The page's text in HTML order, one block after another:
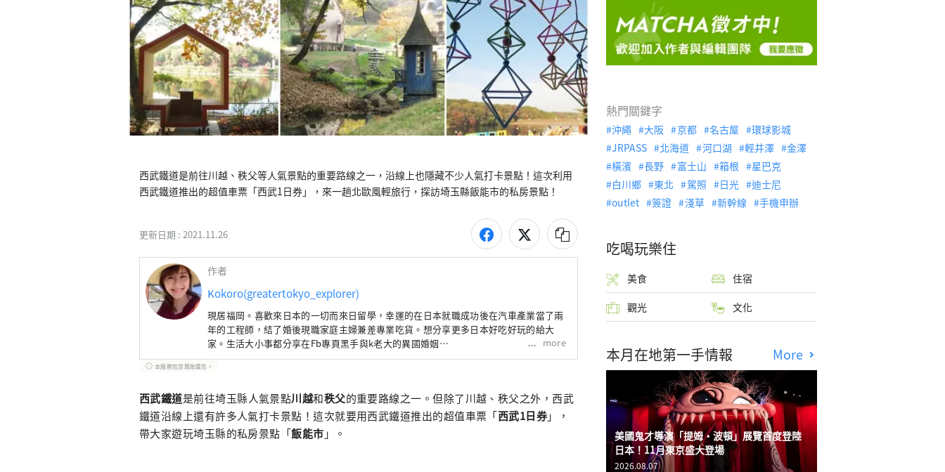
西武鐵道是前往川越、秩父等人氣景點的重要路線之一，沿線上也隱藏不少人氣打卡景點！這次利用
西武鐵道推出的超值車票「西武1日券」，來一趟北歐風輕旅行，探訪埼玉縣飯能市的私房景點！
更新日期 : 2021.11.26
作者
Kokoro(greatertokyo_explorer)
現居福岡。喜歡來日本的一切而來日留學，幸運的在日本就職成功後在汽車產業當了兩
年的工程師，結了婚後現職家庭主婦兼差專業吃貨。想分享更多日本好吃好玩的給大
家。生活大小事都分享在Fb專頁黑手與k老大的異國婚姻
→https://www.facebook.com/mrsmatsuo/，歡迎追蹤：）
more
本服務包含贊助廣告。
西武鐵道是前往埼玉縣人氣景點川越和秩父的重要路線之一。但除了川越、秩父之外，西武
鐵道沿線上還有許多人氣打卡景點！這次就要用西武鐵道推出的超值車票「西武1日券」，
帶大家遊玩埼玉縣的私房景點「飯能市 」。
熱門關鍵字
沖繩 大阪 京都 名古屋
環球影城
JRPASS
北海道 河口湖 輕井澤
金澤
橫濱
長野 富士山 箱根
星巴克
白川鄉
東北 駕照 日光
迪士尼
outlet
簽證 淺草 新幹線 手機申辦
吃喝玩樂住
美食 住宿
觀光 文化
本月在地第一手情報 More
美國鬼才導演「提姆・波頓」展覽首度登陸
日本！11月東京盛大登場
2026.08.07